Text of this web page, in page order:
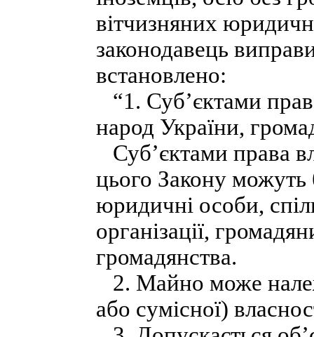
вітчизняних
законодавець
встановлено:
“1. Суб’єктами
народ України,
Суб’єктами права
цього Закону
юридичні особи,
організації,
громадянства.
2. Майно може
або сумісної)